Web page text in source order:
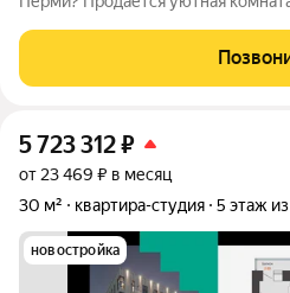
пацаны»! Почему стоит выбрать
Легендарная локация: Центр
5 723 312₽
от 23 469 ₽ в месяц
30 м²
квартира-студия 5 этаж из
новостройка